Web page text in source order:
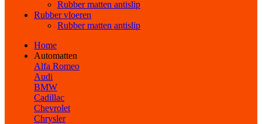
Rubber matten antislip
Rubber vloeren
Rubber matten antislip
Home
Automatten
Alfa Romeo
Audi
BMW
Cadillac
Chevrolet
Chrysler